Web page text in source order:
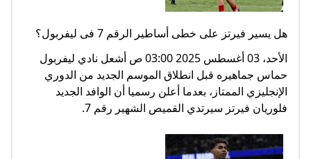
هل يسير فيرتز على خطى أساطير الرقم 7 فى ليفربول؟
الأحد، 03 أغسطس 2025 03:00 ص أشعل نادي ليفربول
حماس جماهيره قبل انطلاق الموسم الجديد من الدوري
الإنجليزي الممتاز، بعدما أعلن رسميا أن الوافد الجديد
فلوريان فيرتز سيرتدي القميص الشهير رقم 7.